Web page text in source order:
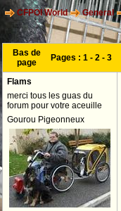
CFPOI World General
Bas de
page
Pages : 1 - 2 - 3
Flams
merci tous les guas du
forum pour votre aceuille
Gourou Pigeonneux